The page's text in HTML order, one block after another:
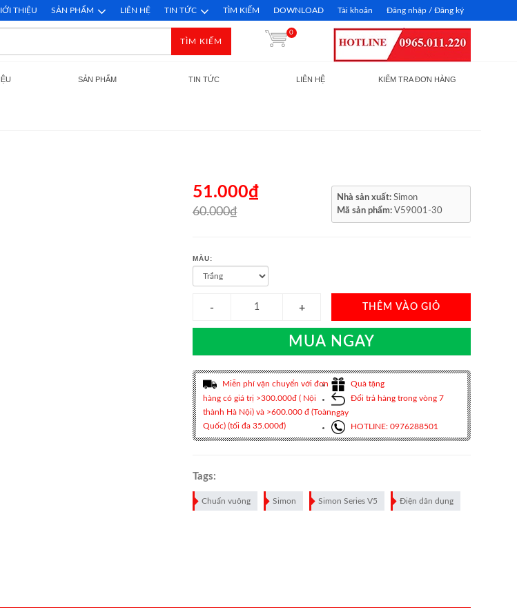
THIỆU SẢN PHẨM LIÊN HỆ TIN TỨC TÌM KIẾM DOWNLOAD Tài khoản Đăng nhập / Đăng ký
TÌM KIẾM
0
SẢN PHẨM TIN TỨC LIÊN HỆ KIỂM TRA ĐƠN HÀNG
51.000₫
60.000₫
Nhà sản xuất:Simon
Mã sản phẩm:V59001-30
MÀU:
THÊM VÀO GIỎ
MUA NGAY
Miễn phí vận chuyển với đơn
hàng có giá trị >300.000đ ( Nội
thành Hà Nội) và >600.000 đ (Toàn
Quốc) (tối đa 35.000đ)
Quà tặng
Đổi trả hàng trong vòng 7
ngày
HOTLINE: 0976288501
Tags:
Chuẩn vuông Simon Simon Series V5 Điện dân dụng